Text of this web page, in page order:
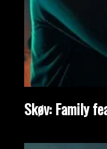
Skøv: Family